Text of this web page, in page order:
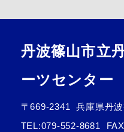
丹波篠山市立
ーツセンター
〒669-2341
兵庫県丹
TEL:079-552-8681